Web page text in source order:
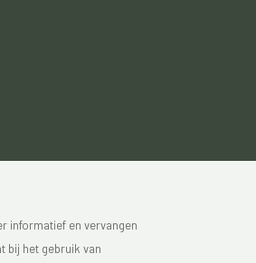
informatief en vervangen
bij het gebruik van